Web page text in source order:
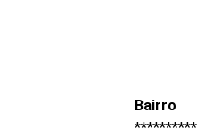
Bairro
**********